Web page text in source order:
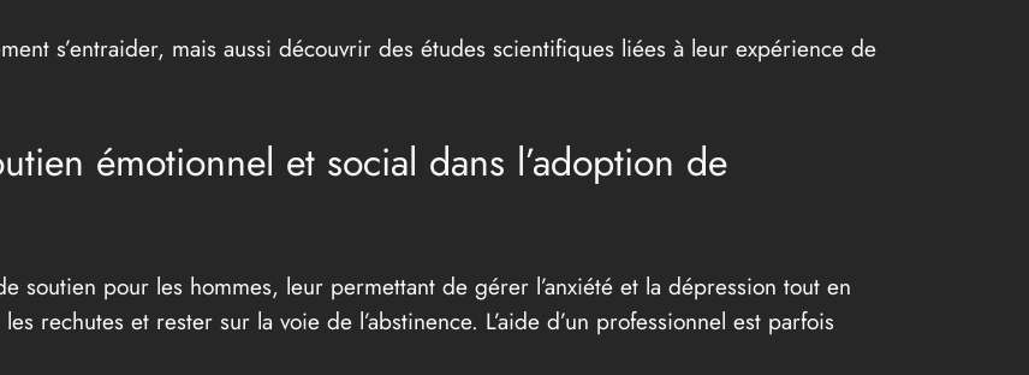
s’entraider, mais aussi découvrir des études scientifiques liées à leur expérience de
émotionnel et social dans l’adoption de
soutien pour les hommes, leur permettant de gérer l’anxiété et la dépression tout en
rechutes et rester sur la voie de l’abstinence. L’aide d’un professionnel est parfois